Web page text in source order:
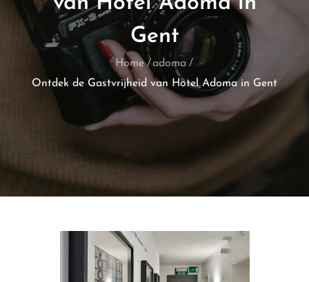
Gent
Home
adoma
Ontdek de Gastvrijheid van Hotel Adoma in Gent